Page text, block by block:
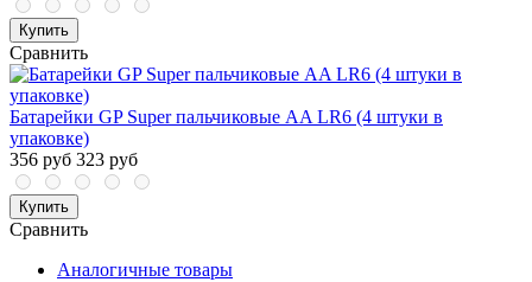
Купить
Сравнить
Батарейки GP Super пальчиковые AA LR6 (4 штуки в
упаковке)
356 руб 323 руб
Купить
Сравнить
Аналогичные товары